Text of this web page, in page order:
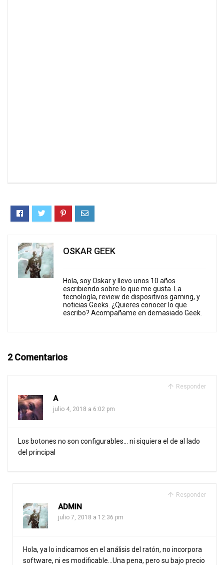
OSKAR GEEK
Hola, soy Oskar y llevo unos 10 años
escribiendo sobre lo que me gusta. La
tecnología, review de dispositivos gaming, y
noticias Geeks. ¿Quieres conocer lo que
escribo? Acompañame en demasiado Geek.
2 Comentarios
Responder
A
julio 4, 2018 a 6:02 pm
Los botones no son configurables… ni siquiera el de al lado
del principal
Responder
ADMIN
julio 7, 2018 a 12:36 pm
Hola, ya lo indicamos en el análisis del ratón, no incorpora
software, ni es modificable…Una pena, pero su bajo precio